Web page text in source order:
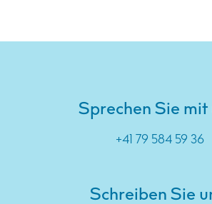
Sprechen Sie mit
+41 79 584 59 36
Schreiben Sie